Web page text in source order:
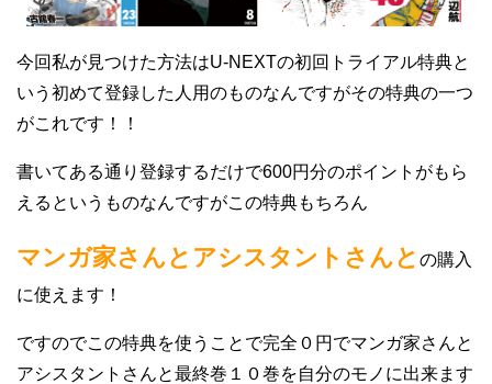
今回私が見つけた方法はU-NEXTの初回トライアル特典と
いう初めて登録した人用のものなんですがその特典の一つ
がこれです！！
書いてある通り登録するだけで600円分のポイントがもら
えるというものなんですがこの特典もちろん
マンガ家さんとアシスタントさんと の購入
に使えます！
ですのでこの特典を使うことで完全０円でマンガ家さんと
アシスタントさんと最終巻１０巻を自分のモノに出来ます